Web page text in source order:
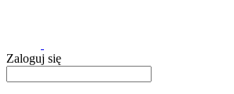
Zaloguj się